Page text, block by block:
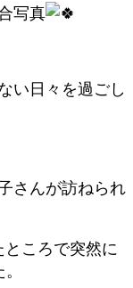
写真
い日々を過ごし
さんが訪ねられ
ところで突然に